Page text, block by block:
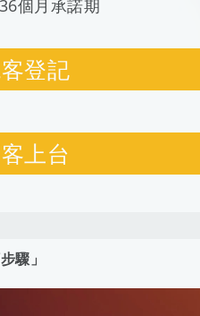
個月承諾期
登記
上台
驟」